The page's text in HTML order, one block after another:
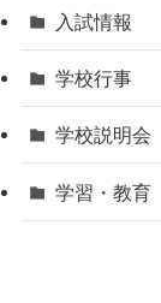
入試情報
学校行事
学校説明会
学習・教育